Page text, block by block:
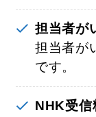
担当者が
担当者が
です。
NHK受信